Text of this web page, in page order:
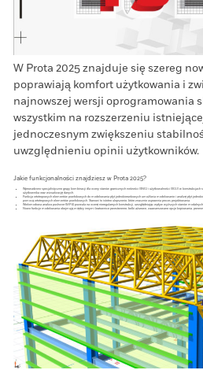
W Prota 2025 znajduje się szereg
poprawiają komfort użytkowania i
najnowszej wersji oprogramowania
wszystkim na rozszerzeniu
jednoczesnym zwiększeniu
uwzględnieniu opinii użytkowników.
Jakie funkcjonalności znajdziesz w Prota 2025?
Wprowadzono specjalistyczne grupy kombinacji dla oceny stanów granicznych nośności (SNG) i użytkowalności (SGU) w
użytkownika oraz wizualizację danych.
Funkcja ortotropowych elementów powłokowych do modelowania płyt jednokierunkowych umożliwia modelowanie i analizę płyt
pomocą ortotropowych elementów powłokowych. Stanowi to istotne ulepszenie, które znacznie usprawnia proces projektowania.
Wielomodowa analiza pushover (MPA) pozwala na ocenę nieregularnych konstrukcji, uwzględniając wpływ wyższych stanów
Nowe funkcje modelowania obejmują między innymi kratownice przestrzenne, belki ażurowe, zaawansowane opcje kopiowania,